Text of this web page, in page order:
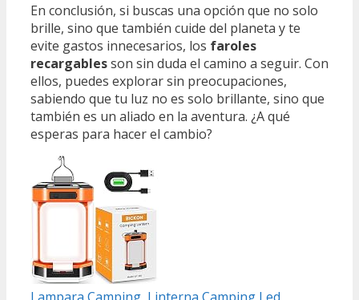
En conclusión, si buscas una opción que no solo
brille, sino que también cuide del planeta y te
evite gastos innecesarios, los faroles
recargablesson sin duda el camino a seguir. Con
ellos, puedes explorar sin preocupaciones,
sabiendo que tu luz no es solo brillante, sino que
también es un aliado en la aventura. ¿A qué
esperas para hacer el cambio?